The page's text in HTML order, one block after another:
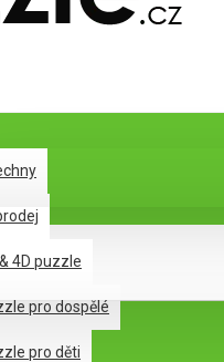
4D puzzle
pro dospělé
pro děti